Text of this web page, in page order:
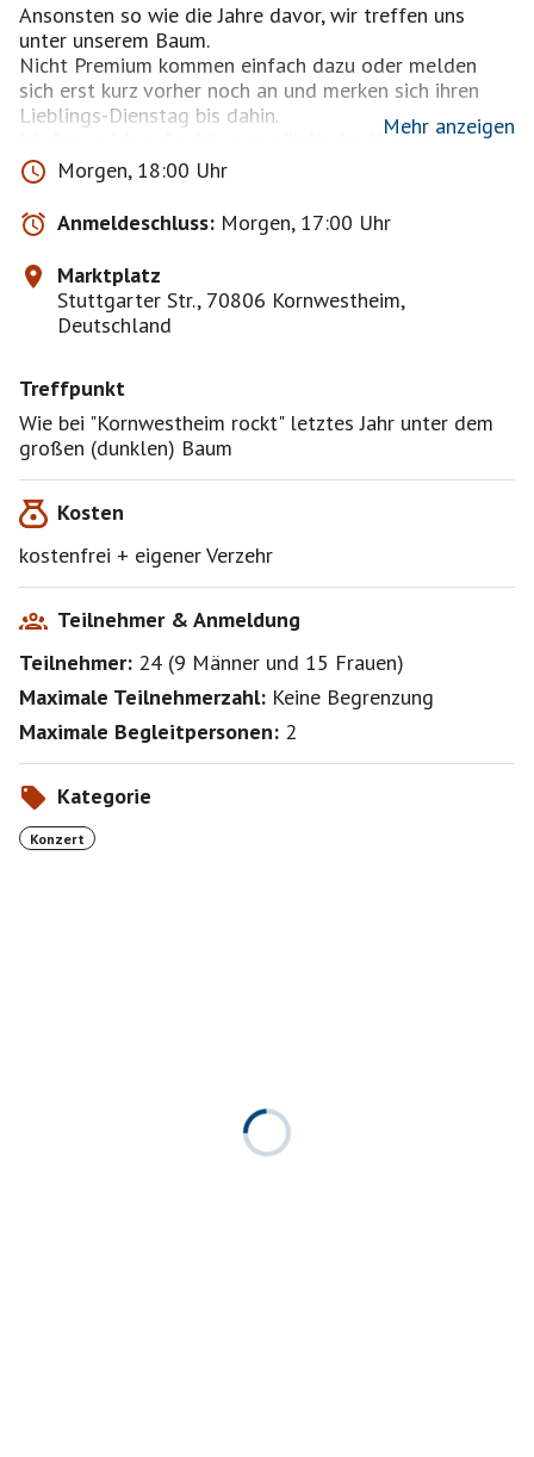
Ansonsten so wie die Jahre davor, wir treffen uns
unter unserem Baum.
Nicht Premium kommen einfach dazu oder melden
sich erst kurz vorher noch an und merken sich ihren
Lieblings-Dienstag bis dahin.
Ich freu mich auf schöne musikalische Abende mit
euch.
Ab Sommer 2026 startet in Kornwestheim die neue
Reihe „Kornwestheimer Musiknacht Open“ als
Nachfolger von „Kornwestheim rockt“. Die
kostenfreien Konzerte finden weiterhin dienstags in
den Sommerferien auf dem Marktplatz statt. Das
Konzept setzt auf Cover- und Tribute-Bands,
Neues Konzept: Die Reihe wird von neuen
Veranstaltern (Markus Wahsner und Marcel Demirok)
übernommen, nachdem die Rechte an „Kornwestheim
rockt“ beim bisherigen Veranstalter blieben.
Marktplatz zu beleben.
Konzerttradition fort.
Mehr anzeigen
Morgen, 18:00 Uhr
Anmeldeschluss: Morgen, 17:00 Uhr
Marktplatz
Stuttgarter Str., 70806 Kornwestheim,
Deutschland
Treffpunkt
Wie bei "Kornwestheim rockt" letztes Jahr unter dem
großen (dunklen) Baum
Kosten
kostenfrei + eigener Verzehr
Teilnehmer & Anmeldung
Teilnehmer: 24 (9 Männer und 15 Frauen)
Maximale Teilnehmerzahl: Keine Begrenzung
Maximale Begleitpersonen: 2
Kategorie
Konzert